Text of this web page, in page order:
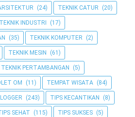
(24) TEKNIK CATUR (20)
TEKNIK INDUSTRI (17)
(35) TEKNIK KOMPUTER (2)
TEKNIK MESIN (61)
TEKNIK PERTAMBANGAN (5)
OM (11) TEMPAT WISATA (84)
(243) TIPS KECANTIKAN (8)
SEHAT (115) TIPS SUKSES (5)